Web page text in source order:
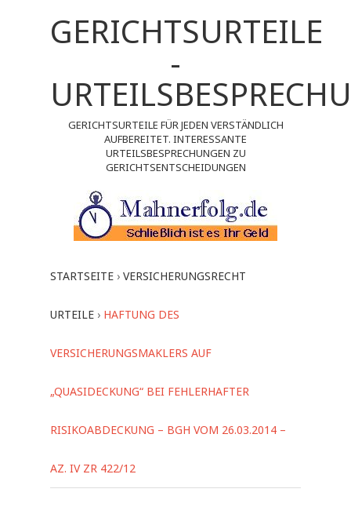
GERICHTSURTEILE
-
GERICHTSURTEILE FÜR JEDEN VERSTÄNDLICH
AUFBEREITET. INTERESSANTE
URTEILSBESPRECHUNGEN ZU
GERICHTSENTSCHEIDUNGEN
STARTSEITE › VERSICHERUNGSRECHT
URTEILE › HAFTUNG DES
VERSICHERUNGSMAKLERS AUF
„QUASIDECKUNG“ BEI FEHLERHAFTER
RISIKOABDECKUNG – BGH VOM 26.03.2014 –
AZ. IV ZR 422/12